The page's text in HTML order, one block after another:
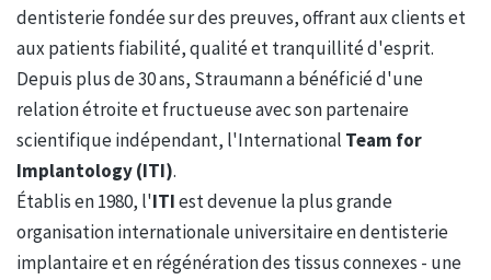
dentisterie fondée sur des preuves, offrant aux clients et
aux patients fiabilité, qualité et tranquillité d'esprit.
Depuis plus de 30 ans, Straumann a bénéficié d'une
relation étroite et fructueuse avec son partenaire
scientifique indépendant, l'International Team for
Implantology (ITI).
Établis en 1980, l'ITIest devenue la plus grande
organisation internationale universitaire en dentisterie
implantaire et en régénération des tissus connexes - une